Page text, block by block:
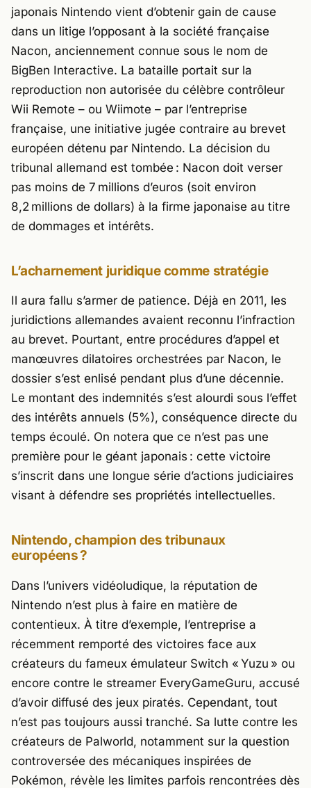
japonais Nintendo vient d’obtenir gain de cause
dans un litige l’opposant à la société française
Nacon, anciennement connue sous le nom de
BigBen Interactive. La bataille portait sur la
reproduction non autorisée du célèbre contrôleur
Wii Remote – ou Wiimote – par l’entreprise
française, une initiative jugée contraire au brevet
européen détenu par Nintendo. La décision du
tribunal allemand est tombée : Nacon doit verser
pas moins de 7 millions d’euros (soit environ
8,2 millions de dollars) à la firme japonaise au titre
de dommages et intérêts.
L’acharnement juridique comme stratégie
Il aura fallu s’armer de patience. Déjà en 2011, les
juridictions allemandes avaient reconnu l’infraction
au brevet. Pourtant, entre procédures d’appel et
manœuvres dilatoires orchestrées par Nacon, le
dossier s’est enlisé pendant plus d’une décennie.
Le montant des indemnités s’est alourdi sous l’effet
des intérêts annuels (5%), conséquence directe du
temps écoulé. On notera que ce n’est pas une
première pour le géant japonais : cette victoire
s’inscrit dans une longue série d’actions judiciaires
visant à défendre ses propriétés intellectuelles.
Nintendo, champion des tribunaux
européens ?
Dans l’univers vidéoludique, la réputation de
Nintendo n’est plus à faire en matière de
contentieux. À titre d’exemple, l’entreprise a
récemment remporté des victoires face aux
créateurs du fameux émulateur Switch « Yuzu » ou
encore contre le streamer EveryGameGuru, accusé
d’avoir diffusé des jeux piratés. Cependant, tout
n’est pas toujours aussi tranché. Sa lutte contre les
créateurs de Palworld, notamment sur la question
controversée des mécaniques inspirées de
Pokémon, révèle les limites parfois rencontrées dès